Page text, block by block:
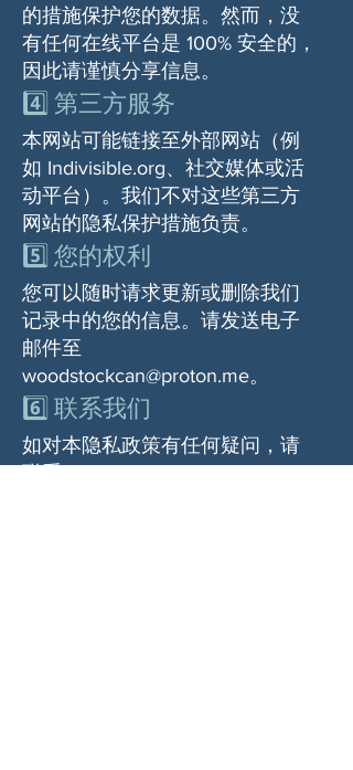
的措施保护您的数据。然而，没
有任何在线平台是 100% 安全的，
因此请谨慎分享信息。
4️⃣ 第三方服务
本网站可能链接至外部网站（例
如 Indivisible.org、社交媒体或活
动平台）。我们不对这些第三方
网站的隐私保护措施负责。
5️⃣ 您的权利
您可以随时请求更新或删除我们
记录中的您的信息。请发送电子
邮件至
woodstockcan@proton.me。
6️⃣ 联系我们
如对本隐私政策有任何疑问，请
联系：